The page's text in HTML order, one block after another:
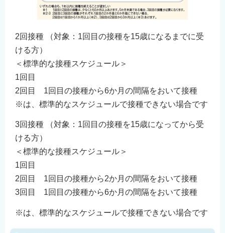
2回接種 （対象：1回目の接種を15歳になるまでに受
ける方）
＜標準的な接種スケジュール＞
1回目
2回目 1回目の接種から6か月の間隔をおいて接種
※は、標準的なスケジュールで接種できない場合です
3回接種 （対象：1回目の接種を15歳になってから受
ける方）
＜標準的な接種スケジュール＞
1回目
2回目 1回目の接種から2か月の間隔をおいて接種
3回目 1回目の接種から6か月の間隔をおいて接種
※は、標準的なスケジュールで接種できない場合です